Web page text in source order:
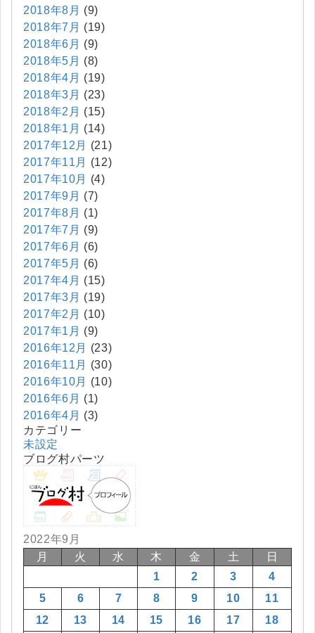
2018年8月 (9)
2018年7月 (19)
2018年6月 (9)
2018年5月 (8)
2018年4月 (19)
2018年3月 (23)
2018年2月 (15)
2018年1月 (14)
2017年12月
(21)
2017年11月
(12)
2017年10月
(4)
2017年9月 (7)
2017年8月 (1)
2017年7月 (9)
2017年6月 (6)
2017年5月 (6)
2017年4月 (15)
2017年3月 (19)
2017年2月 (10)
2017年1月 (9)
2016年12月
(23)
2016年11月
(30)
2016年10月
(10)
2016年6月 (1)
2016年4月 (3)
カテゴリー
未設定
ブログ村パーツ
2022年9月
月
火 水 木 金 土 日
1 2 3
4
5
6 7 8 9 10
11
12
13 14 15 16 17
18